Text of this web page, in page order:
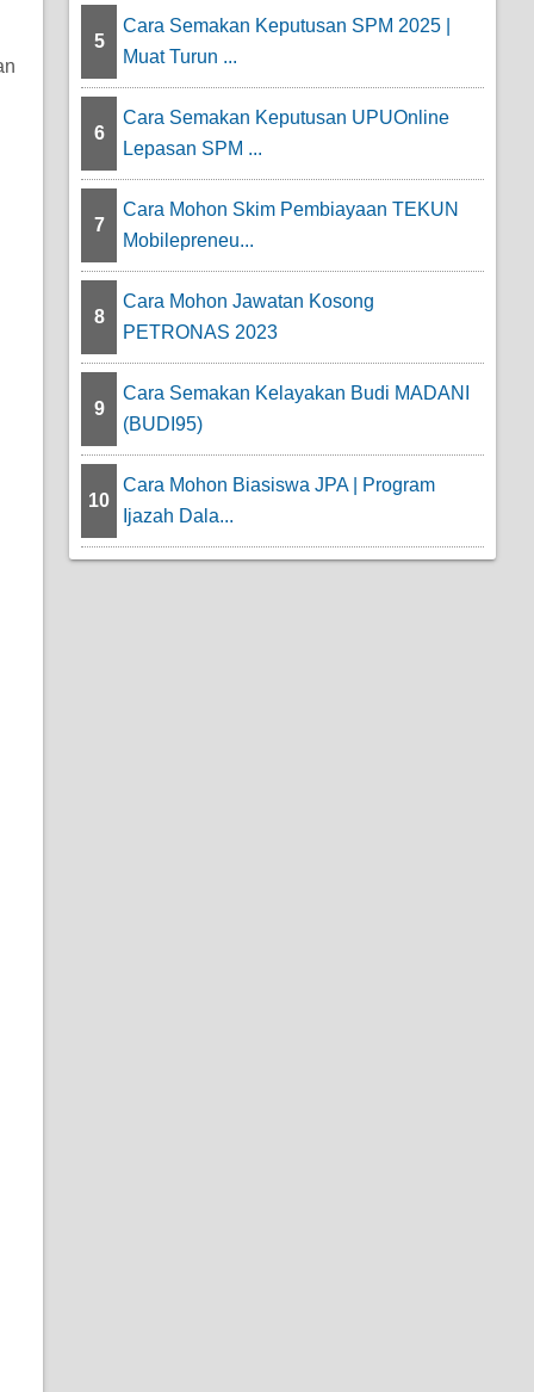
5
Cara Semakan Keputusan SPM 2025 |
Muat Turun ...
6
Cara Semakan Keputusan UPUOnline
Lepasan SPM ...
7
Cara Mohon Skim Pembiayaan TEKUN
Mobilepreneu...
8
Cara Mohon Jawatan Kosong
PETRONAS 2023
9
Cara Semakan Kelayakan Budi MADANI
(BUDI95)
10
Cara Mohon Biasiswa JPA | Program
Ijazah Dala...